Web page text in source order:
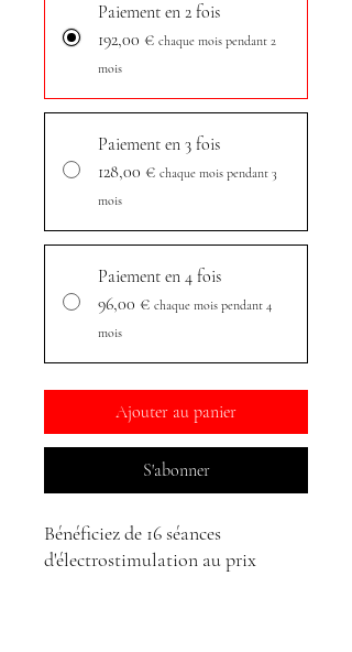
Paiement en 2 fois
192,00 € chaque mois pendant 2
mois
Paiement en 3 fois
128,00 € chaque mois pendant 3
mois
Paiement en 4 fois
96,00 € chaque mois pendant 4
mois
Ajouter au panier
S'abonner
Bénéficiez de 16 séances
d'électrostimulation au prix